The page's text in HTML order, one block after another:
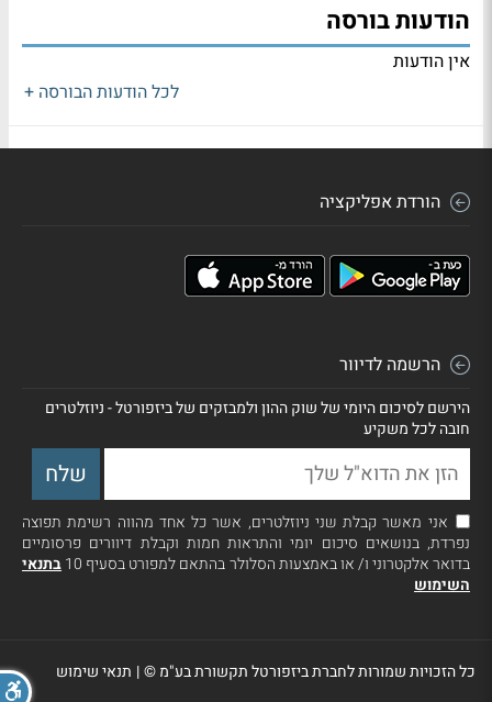
הודעות בורסה
אין הודעות
לכל הודעות הבורסה +
הורדת אפליקציה
הרשמה לדיוור
הירשם לסיכום היומי של שוק ההון ולמבזקים של ביזפורטל - ניוזלטרים
חובה לכל משקיע
אני מאשר קבלת שני ניוזלטרים, אשר כל אחד מהווה רשימת תפוצה
נפרדת, בנושאים סיכום יומי והתראות חמות וקבלת דיוורים פרסומיים
בדואר אלקטרוני ו/ או באמצעות הסלולר בהתאם למפורט בסעיף 10
בתנאי
השימוש
כל הזכויות שמורות לחברת ביזפורטל תקשורת בע"מ ©| תנאי שימוש